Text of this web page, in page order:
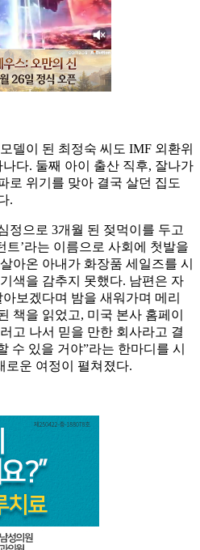
델이 된 최정숙 씨도 IMF 외환위
다. 둘째 아이 출산 직후, 잘나가
로 위기를 맞아 결국 살던 집도
.
정으로 3개월 된 젖먹이를 두고
트’라는 이름으로 사회에 첫발을
아온 아내가 화장품 세일즈를 시
색을 감추지 못했다. 남편은 자
보겠다며 밤을 새워가며 메리
책을 읽었고, 미국 본사 홈페이
고 나서 믿을 만한 회사라고 결
수 있을 거야”라는 한마디를 시
로운 여정이 펼쳐졌다.